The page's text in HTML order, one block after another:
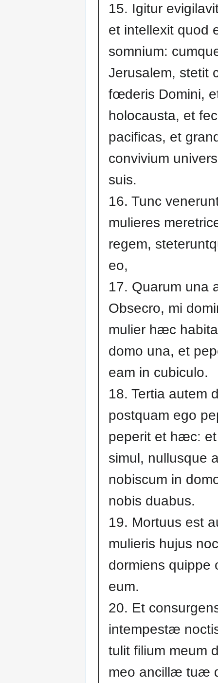
15. Igitur
et intellexit quod
somnium:
Jerusalem, stetit
fœderis Domini,
holocausta, et
pacificas, et
convivium
suis.
16. Tunc
mulieres
regem,
eo,
17. Quarum una
Obsecro, mi
mulier hæc
domo una, et
eam in cubiculo.
18. Tertia autem
postquam ego
peperit et hæc:
simul, nullusque
nobiscum in
nobis duabus.
19. Mortuus est
mulieris hujus
dormiens quippe
eum.
20. Et
intempestæ
tulit filium meum
meo ancillæ tuæ